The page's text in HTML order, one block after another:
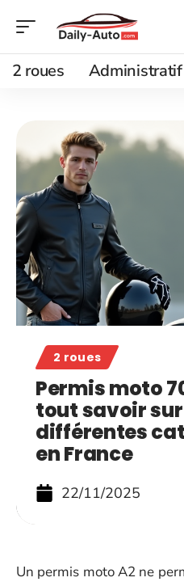
2 roues Administratif
2 roues
Permis moto
tout savoir
différentes
en France
22/11/2025
Un permis moto A2 ne